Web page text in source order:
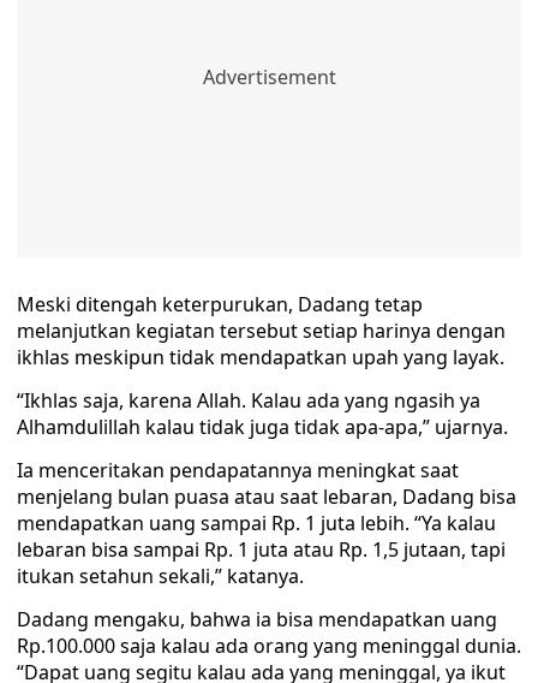
Meski ditengah keterpurukan, Dadang tetap
melanjutkan kegiatan tersebut setiap harinya dengan
ikhlas meskipun tidak mendapatkan upah yang layak.
“Ikhlas saja, karena Allah. Kalau ada yang ngasih ya
Alhamdulillah kalau tidak juga tidak apa-apa,” ujarnya.
Ia menceritakan pendapatannya meningkat saat
menjelang bulan puasa atau saat lebaran, Dadang bisa
mendapatkan uang sampai Rp. 1 juta lebih. “Ya kalau
lebaran bisa sampai Rp. 1 juta atau Rp. 1,5 jutaan, tapi
itukan setahun sekali,” katanya.
Dadang mengaku, bahwa ia bisa mendapatkan uang
Rp.100.000 saja kalau ada orang yang meninggal dunia.
“Dapat uang segitu kalau ada yang meninggal, ya ikut